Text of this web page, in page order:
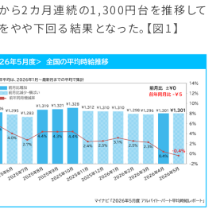
ら2カ月連続の1,300円台を推移して
やや下回る結果となった。【図1】